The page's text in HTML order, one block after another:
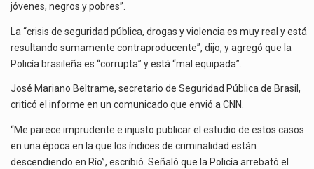
jóvenes, negros y pobres”.
La “crisis de seguridad pública, drogas y violencia es muy real y está
resultando sumamente contraproducente”, dijo, y agregó que la
Policía brasileña es “corrupta” y está “mal equipada”.
José Mariano Beltrame, secretario de Seguridad Pública de Brasil,
criticó el informe en un comunicado que envió a CNN.
“Me parece imprudente e injusto publicar el estudio de estos casos
en una época en la que los índices de criminalidad están
descendiendo en Río”, escribió. Señaló que la Policía arrebató el